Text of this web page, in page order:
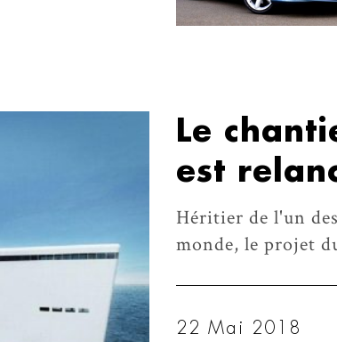
Le
est
Héritier de l'un
monde, le projet
22 Mai 2018